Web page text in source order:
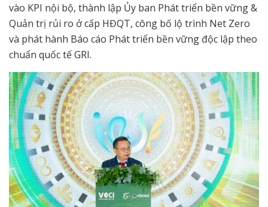
vào KPI nội bộ, thành lập Ủy ban Phát triển bền vững &
Quản trị rủi ro ở cấp HĐQT, công bố lộ trình Net Zero
và phát hành Báo cáo Phát triển bền vững độc lập theo
chuẩn quốc tế GRI.